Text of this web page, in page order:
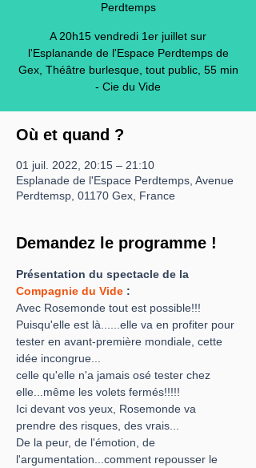
Perdtemps
A 20h15 vendredi 1er juillet sur
l'Esplanande de l'Espace Perdtemps de
Gex, Théâtre burlesque, tout public, 55 min
- Cie du Vide
Où et quand ?
01 juil. 2022, 20:15 – 21:10
Esplanade de l'Espace Perdtemps, Avenue
Perdtemsp, 01170 Gex, France
Demandez le programme !
Présentation du spectacle de la
Compagnie du Vide :
Avec Rosemonde tout est possible!!!
Puisqu'elle est là......elle va en profiter pour
tester en avant-première mondiale, cette
idée incongrue...
celle qu'elle n'a jamais osé tester chez
elle...même les volets fermés!!!!!
Ici devant vos yeux, Rosemonde va
prendre des risques, des vrais...
De la peur, de l'émotion, de
l'argumentation...comment repousser le